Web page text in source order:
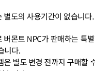
별도의 사용기간이 없습니다.
버몬트 NPC가 판매하는 특
니다.
은 별도 변경 전까지 구매할